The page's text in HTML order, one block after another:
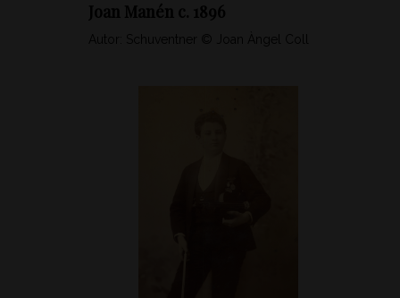
Joan Manén c. 1896
Autor: Schuventner © Joan Àngel Coll